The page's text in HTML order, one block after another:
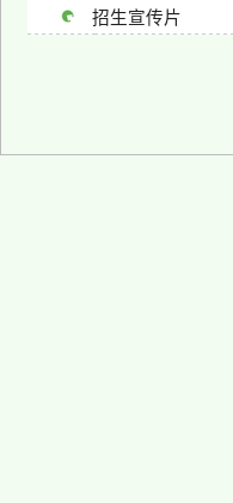
招生宣传片